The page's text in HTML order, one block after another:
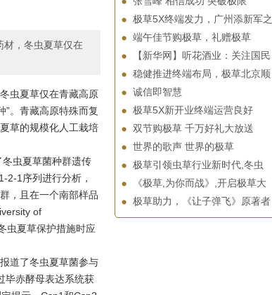
极草5X终端发力，广州添新军之
端午佳节购极草，礼赠极草
【新华网】听花酒业：关注国民
稳健推进终端布局，极草北京顺
诚信即智慧
极草5X新开业终端运营良好
双节购极草 千万好礼大放送
世界的歌声 世界的极草
极草引领虫草行业新时代,冬虫
《极草,为你而战》,开启极草大
极草助力，《让子弹飞》原著者
材，冬虫夏草仅在
虫夏草仅在青藏高原
”。青藏高原特殊而复
草的规模化人工栽培
虫夏草菌种群遗传
2-1序列进行分析，
，且在一个南部样品
of
虫夏草保护措施时应
道了冬虫夏草菌参与
毕赤酵母表达系统获